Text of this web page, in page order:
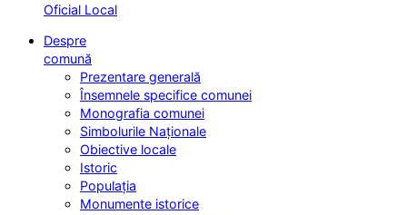
Oficial Local
Despre
comună
Prezentare generală
Însemnele specifice comunei
Monografia comunei
Simbolurile Naționale
Obiective locale
Istoric
Populația
Monumente istorice